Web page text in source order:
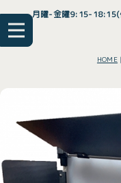
月曜-金曜9:15-18:15(
HOME |